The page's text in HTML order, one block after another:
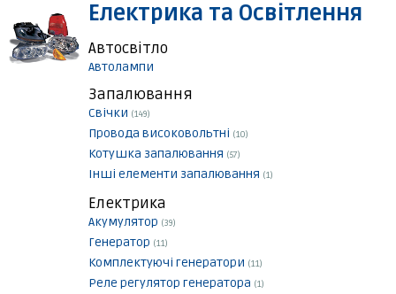
Електрика та Освітлення
Автосвітло
Автолампи
Запалювання
Свічки (149)
Провода високовольтні (10)
Котушка запалювання (57)
Інші елементи запалювання (1)
Електрика
Акумулятор (39)
Генератор (11)
Комплектуючі генератори (11)
Реле регулятор генератора (1)